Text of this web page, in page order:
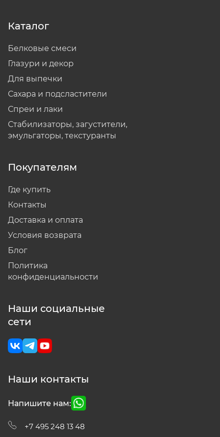
Каталог
Белковые смеси
Глазури и декор
Для выпечки
Сахара и подсластители
Спреи и лаки
Стабилизаторы, загустители,
эмульгаторы, текстуранты
Покупателям
Где купить
Контакты
Доставка и оплата
Условия возврата
Блог
Политика
конфиденциальности
Наши социальные
сети
Наши контакты
Напишите нам:
+7 495 248 13 48